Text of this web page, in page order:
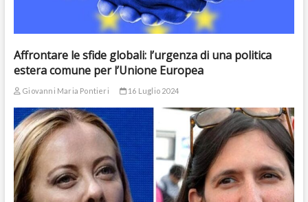
Affrontare le sfide globali: l’urgenza di una politica
estera comune per l’Unione Europea
Giovanni Maria Pontieri 16 Luglio 2024